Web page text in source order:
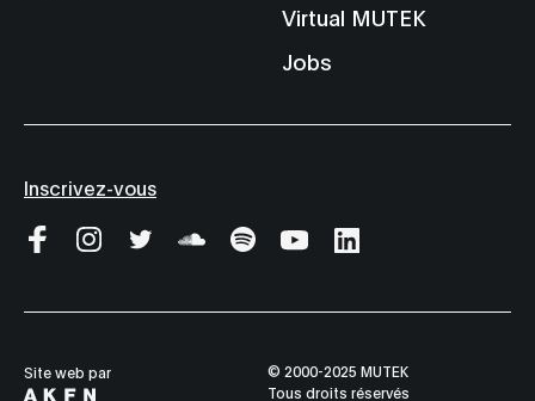
Virtual MUTEK
Jobs
Inscrivez-vous
Site web par
© 2000-2025 MUTEK
Tous droits réservés